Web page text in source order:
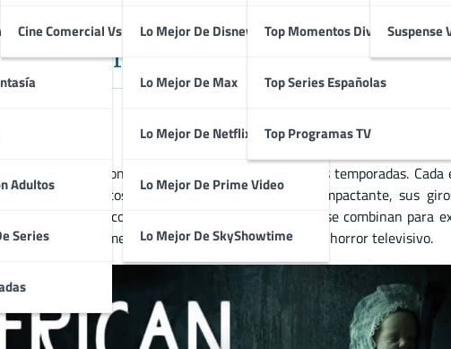
Adultos
Series
Cine Comercial Vs AutorLo Mejor De Disney+
Lo Mejor De Max
Lo Mejor De Netflix
Lo Mejor De Prime Video
Lo Mejor De SkyShowtime
Top Momentos Divertidos
Top Series Españolas
Top Programas TV
Suspense
Horror Story (2011)
El Horror Tiene Muchas Formas
el horror contemporáneo con cada una de sus temporadas.
o cultos demoníacos. Su estilo visual impactante, sus
El terror psicológico, el gore y lo sobrenatural se combinan para
y absolutamente adictiva para los amantes del horror televisivo.